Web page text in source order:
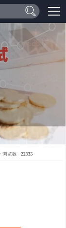
浏览数 22333